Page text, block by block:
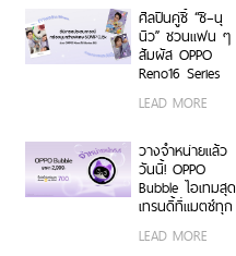
ประเทศ ชวนเหล่า
นักศึกษา มา
Make Your
Moment กับ
Series 5G เร็ว ๆ
ศิลปินคู่ซี้ “ซี–นุ
นิว” ชวนแฟน ๆ
สัมผัส OPPO
Reno16 Series
Unbox พร้อม
กล้องมุมกว้าง
พิเศษ 50MP
0.6x เก็บทุก
โมเมนต์ โดดเด่น
LEAD MORE
วางจำหน่ายแล้ว
วันนี้! OPPO
Bubble ไอเทมสุด
เทรนดี้ที่แมตช์ทุก
คุณสมบัติเด่น ใช้
LEAD MORE